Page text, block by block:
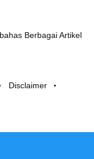
Berbagai Artikel
Disclaimer